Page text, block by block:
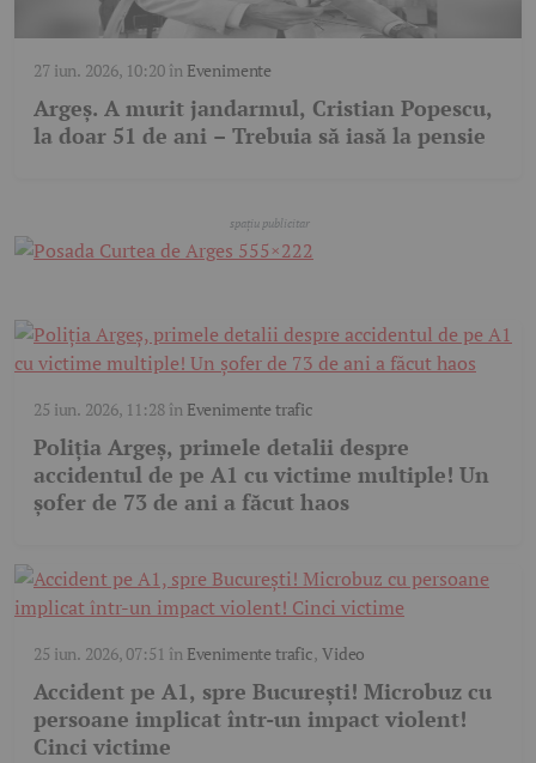
27 iun. 2026, 10:20în Evenimente
Argeș. A murit jandarmul, Cristian Popescu,
la doar 51 de ani – Trebuia să iasă la pensie
25 iun. 2026, 11:28în Evenimente trafic
Poliția Argeș, primele detalii despre
accidentul de pe A1 cu victime multiple! Un
șofer de 73 de ani a făcut haos
25 iun. 2026, 07:51 în Evenimente trafic, Video
Accident pe A1, spre București! Microbuz cu
persoane implicat într-un impact violent!
Cinci victime